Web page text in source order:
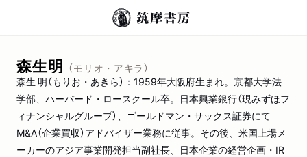
森生明 （モリオ・アキラ）
森生 明（もりお・あきら）：1959年大阪府生まれ。京都大学法
学部、ハーバード・ロースクール卒。日本興業銀行（現みずほフ
ィナンシャルグループ）、ゴールドマン・サックス証券にて
M&A（企業買収）アドバイザー業務に従事。その後、米国上場メ
ーカーのアジア事業開発担当副社長、日本企業の経営企画・IR